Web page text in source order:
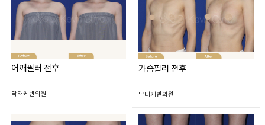
어깨필러 전후
닥터케빈의원
가슴필러 전후
닥터케빈의원